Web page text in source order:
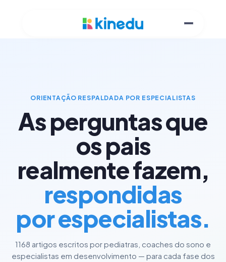
ORIENTAÇÃO RESPALDADA POR ESPECIALISTAS
As perguntas que
os pais
realmente fazem,
respondidas
por especialistas.
1168 artigos escritos por pediatras, coaches do sono e
especialistas em desenvolvimento — para cada fase dos